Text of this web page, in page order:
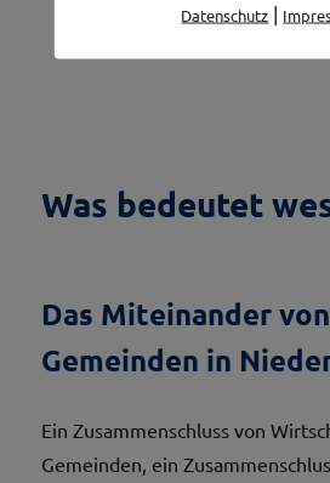
Was bedeutet
Das Miteinander
Gemeinden in
Ein Zusammenschluss von
Gemeinden, ein
Datenschutz |